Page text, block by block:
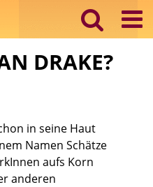
DRAKE?
in seine Haut
Namen Schätze
aufs Korn
anderen